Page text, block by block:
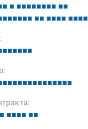
■ ■ ■■■■■■■■ ■■
■■■■■■ ■■ ■■■■ ■■■■
■■■■■■
■■■■■■■■■■■■■■
■ ■■■■ ■■